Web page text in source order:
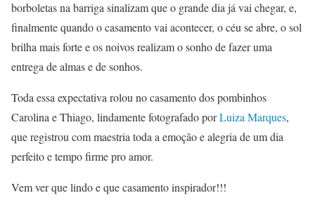
borboletas na barriga sinalizam que o grande dia já vai chegar, e,
finalmente quando o casamento vai acontecer, o céu se abre, o sol
brilha mais forte e os noivos realizam o sonho de fazer uma
entrega de almas e de sonhos.
Toda essa expectativa rolou no casamento dos pombinhos
Carolina e Thiago, lindamente fotografado porLuiza Marques,
que registrou com maestria toda a emoção e alegria de um dia
perfeito e tempo firme pro amor.
Vem ver que lindo e que casamento inspirador!!!